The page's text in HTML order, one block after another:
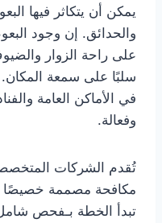
يمكن أن يتكاثر فيها
والحدائق. إن وجود
على راحة الزوار
سلبًا على سمعة
في الأماكن العامة
وفعالة.
تُقدم الشركات
مكافحة مصممة خصيصًا
تبدأ الخطة بـفحص